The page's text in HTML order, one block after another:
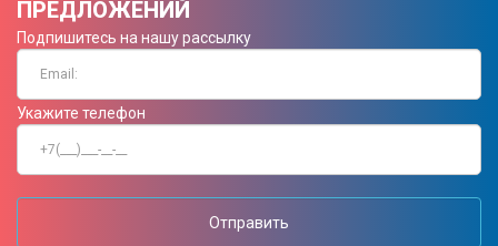
ПРЕДЛОЖЕНИЙ
Подпишитесь на нашу рассылку
Укажите телефон
Отправить